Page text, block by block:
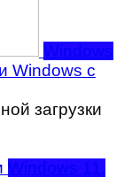
Windows
Windows с
загрузки
Windows 11.